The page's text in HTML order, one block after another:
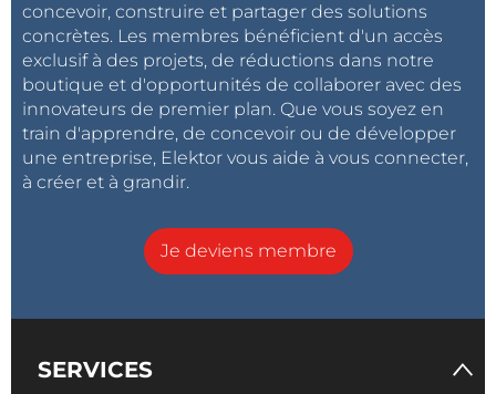
concevoir, construire et partager des solutions
concrètes. Les membres bénéficient d'un accès
exclusif à des projets, de réductions dans notre
boutique et d'opportunités de collaborer avec des
innovateurs de premier plan. Que vous soyez en
train d'apprendre, de concevoir ou de développer
une entreprise, Elektor vous aide à vous connecter,
à créer et à grandir.
Je deviens membre
SERVICES